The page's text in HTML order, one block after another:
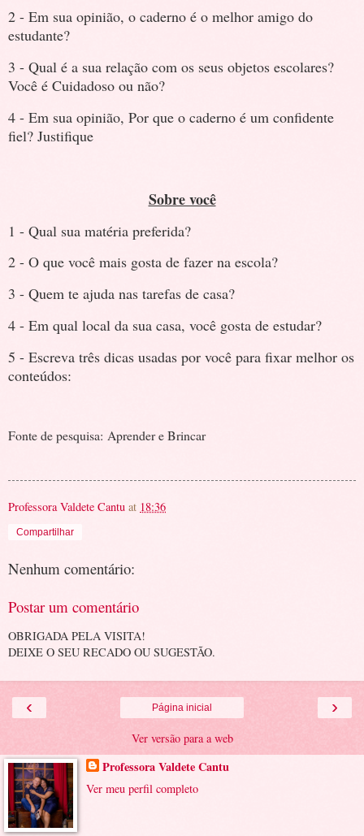
2 - Em sua opinião, o caderno é o melhor amigo do
estudante?
3 - Qual é a sua relação com os seus objetos escolares?
Você é Cuidadoso ou não?
4 - Em sua opinião, Por que o caderno é um confidente
fiel? Justifique
Sobre você
1 - Qual sua matéria preferida?
2 - O que você mais gosta de fazer na escola?
3 - Quem te ajuda nas tarefas de casa?
4 - Em qual local da sua casa, você gosta de estudar?
5 - Escreva três dicas usadas por você para fixar melhor os
conteúdos:
Fonte de pesquisa: Aprender e Brincar
Professora Valdete Cantu at 18:36
Compartilhar
Nenhum comentário:
Postar um comentário
OBRIGADA PELA VISITA!
DEIXE O SEU RECADO OU SUGESTÃO.
‹ ›
Página inicial
Ver versão para a web
Professora Valdete Cantu
Ver meu perfil completo